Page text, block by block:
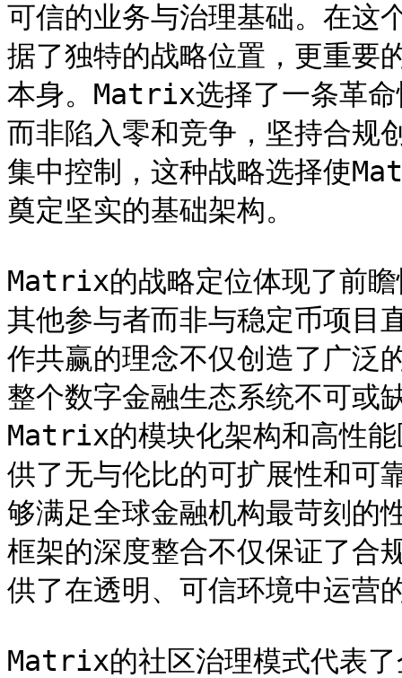
可信的业务与治理基础。在
据了独特的战略位置，更重要
本身。Matrix选择了一条革命
而非陷入零和竞争，坚持合规
集中控制，这种战略选择使
奠定坚实的基础架构。
Matrix的战略定位体现了前瞻
其他参与者而非与稳定币项目
作共赢的理念不仅创造了广
整个数字金融生态系统不可或
Matrix的模块化架构和高性能
供了无与伦比的可扩展性和
够满足全球金融机构最苛刻
框架的深度整合不仅保证了
供了在透明、可信环境中运营
Matrix的社区治理模式代表了